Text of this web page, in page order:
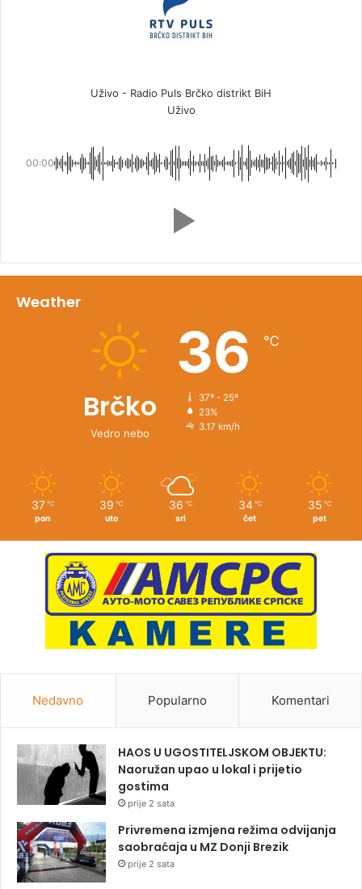
Uživo - Radio Puls Brčko distrikt BiH
Uživo
00:00
Weather
Brčko
Vedro nebo
36 ℃
37º - 25º
23%
3.17 km/h
37 ℃
pon
39 ℃
uto
36 ℃
sri
34 ℃
čet
35 ℃
pet
Nedavno Popularno Komentari
HAOS U UGOSTITELJSKOM OBJEKTU:
Naoružan upao u lokal i prijetio
gostima
prije 2 sata
Privremena izmjena režima odvijanja
saobraćaja u MZ Donji Brezik
prije 2 sata